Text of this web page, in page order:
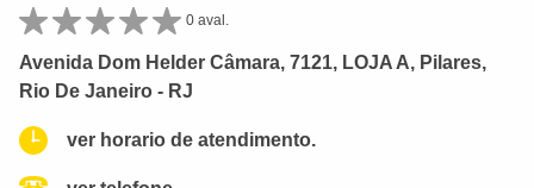
0 aval.
Avenida Dom Helder Câmara, 7121, LOJA A, Pilares,
Rio De Janeiro - RJ
ver horario de atendimento.